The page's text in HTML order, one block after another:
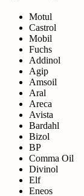
Motul
Castrol
Mobil
Fuchs
Addinol
Agip
Amsoil
Aral
Areca
Avista
Bardahl
Bizol
BP
Comma Oil
Divinol
Elf
Eneos